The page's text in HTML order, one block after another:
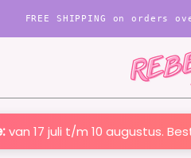
FREE SHIPPING on orders
van 17 juli t/m 10 augustus.